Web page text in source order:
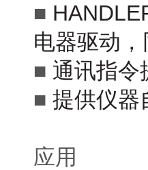
■
电器驱动
■ 通讯指令
■ 提供仪器
应用